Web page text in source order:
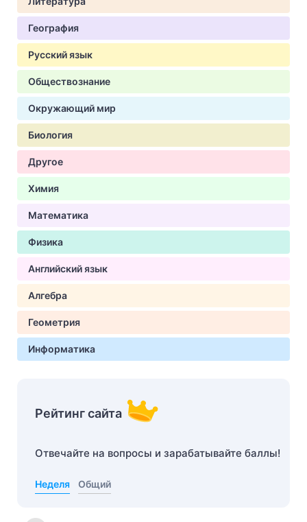
География
Русский язык
Обществознание
Окружающий мир
Биология
Другое
Химия
Математика
Физика
Английский язык
Алгебра
Геометрия
Информатика
Рейтинг сайта
Отвечайте на вопросы и зарабатывайте баллы!
Неделя Общий